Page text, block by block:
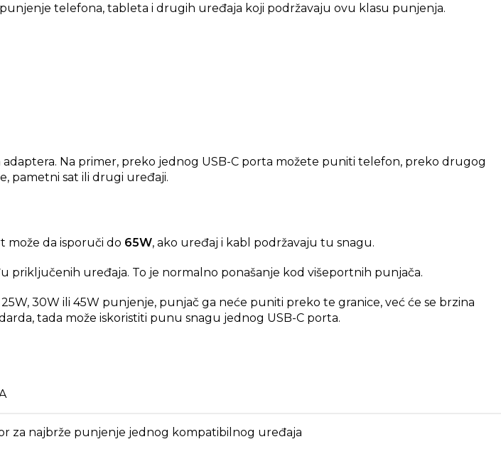
telefona, tableta i drugih uređaja koji podržavaju ovu klasu punjenja.
Na primer, preko jednog USB-C porta možete puniti telefon, preko drugog
pametni sat ili drugi uređaji.
može da isporuči do 65W, ako uređaj i kabl podržavaju tu snagu.
priključenih uređaja. To je normalno ponašanje kod višeportnih punjača.
30W ili 45W punjenje, punjač ga neće puniti preko te granice, već će se brzina
tada može iskoristiti punu snagu jednog USB-C porta.
za najbrže punjenje jednog kompatibilnog uređaja